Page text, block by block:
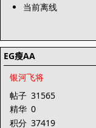
当前离线
EG瘦AA
银河飞将
帖子 31565
精华 0
积分 37419